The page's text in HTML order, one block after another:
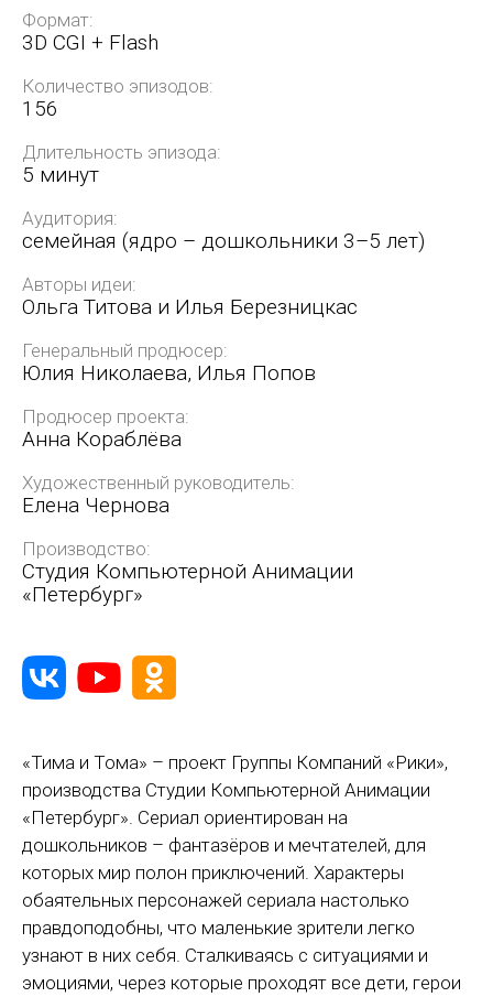
Формат:
3D CGI + Flash
Количество эпизодов:
156
Длительность эпизода:
5 минут
Аудитория:
семейная (ядро – дошкольники 3–5 лет)
Авторы идеи:
Ольга Титова и Илья Березницкас
Генеральный продюсер:
Юлия Николаева, Илья Попов
Продюсер проекта:
Анна Кораблёва
Художественный руководитель:
Елена Чернова
Производство:
Студия Компьютерной Анимации
«Петербург»
«Тима и Тома» – проект Группы Компаний «Рики»,
производства Студии Компьютерной Анимации
«Петербург». Сериал ориентирован на
дошкольников – фантазёров и мечтателей, для
которых мир полон приключений. Характеры
обаятельных персонажей сериала настолько
правдоподобны, что маленькие зрители легко
узнают в них себя. Сталкиваясь с ситуациями и
эмоциями, через которые проходят все дети, герои